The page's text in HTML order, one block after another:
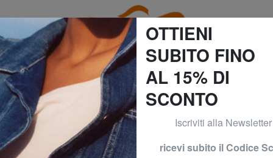
E DOMANI! CONSEGNA GRATUITA*! (*Per ordini
OTTIENI
SUBITO FINO
AL 15% DI
SCONTO
Iscriviti alla
ricevi subito il Codice